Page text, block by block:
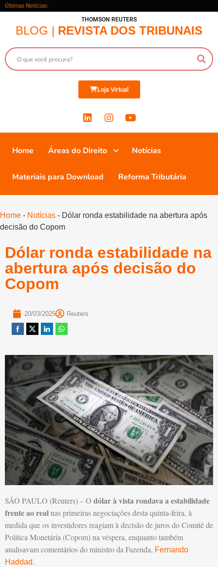
Últimas Notícias:
THOMSON REUTERS
BLOG | REVISTA DOS TRIBUNAIS
Loja Virtual
Home Áreas do Direito Notícias
Materiais para Download Reforma Tributária
Home - Notícias - Dólar ronda estabilidade na abertura após
decisão do Copom
Dólar ronda estabilidade na
abertura após decisão do
Copom
20/03/2025 Reuters
SÃO PAULO (Reuters) – O dólar à vista rondava a estabilidade
frente ao realnas primeiras negociações desta quinta-feira, à
medida que os investidores reagiam à decisão de juros do Comitê de
Política Monetária (Copom) na véspera, enquanto também
analisavam comentários do ministro da Fazenda, Fernando
Haddad.